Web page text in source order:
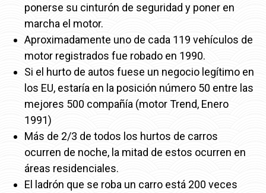
ponerse su cinturón de seguridad y poner en
marcha el motor.
Aproximadamente uno de cada 119 vehículos de
motor registrados fue robado en 1990.
Si el hurto de autos fuese un negocio legítimo en
los EU, estaría en la posición número 50 entre las
mejores 500 compañía (motor Trend, Enero
1991)
Más de 2/3 de todos los hurtos de carros
ocurren de noche, la mitad de estos ocurren en
áreas residenciales.
El ladrón que se roba un carro está 200 veces